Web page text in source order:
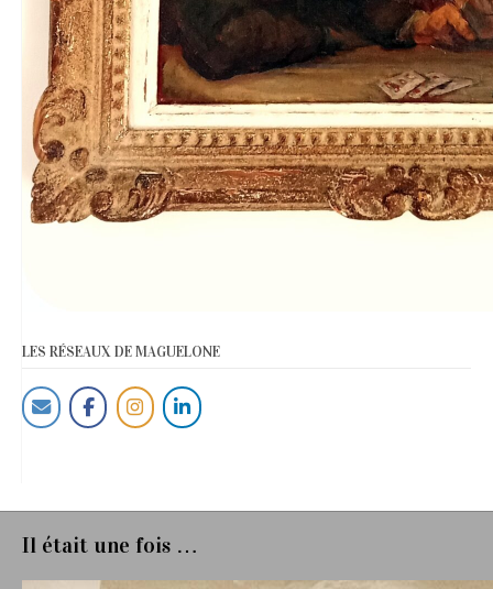
LES RÉSEAUX DE MAGUELONE
Il était une fois …